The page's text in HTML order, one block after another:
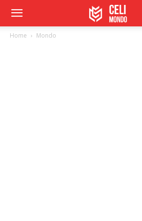
Home Mondo